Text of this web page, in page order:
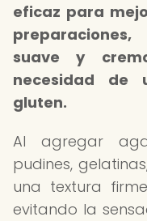
eficaz para
suave y
necesidad de
gluten.
Al agregar
pudines,
una textura
evitando la